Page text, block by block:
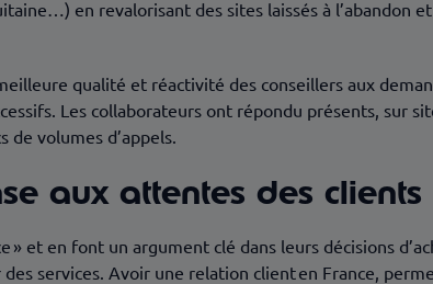
en revalorisant des sites laissés à l’abandon
qualité et réactivité des conseillers aux
Les collaborateurs ont répondu présents, sur
volumes d’appels.
aux attentes des clients
» et en font un argument clé dans leurs décisions
services. Avoir une relation client en France,